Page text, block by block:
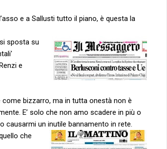
e a Sallusti tutto il piano, è questa la
sposta su
e
bizzarro, ma in tutta onestà non è
E’ solo che non amo scadere in più o
causarmi un inutile bannamento in rete.
che